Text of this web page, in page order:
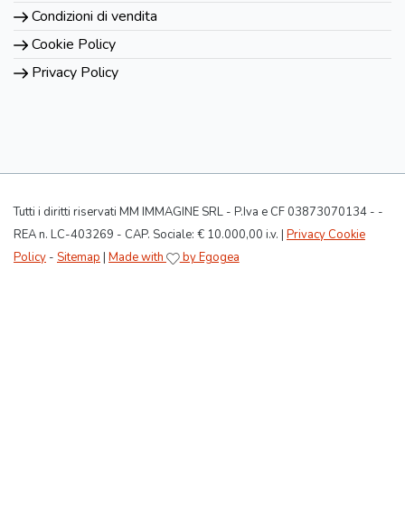
Condizioni di vendita
Cookie Policy
Privacy Policy
Tutti i diritti riservati MM IMMAGINE SRL - P.Iva e CF 03873070134 - -
REA n. LC-403269 - CAP. Sociale: € 10.000,00 i.v. | Privacy Cookie
Policy - Sitemap Made with by Egogea